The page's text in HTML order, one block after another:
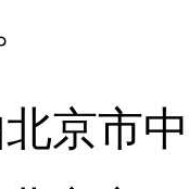
市中